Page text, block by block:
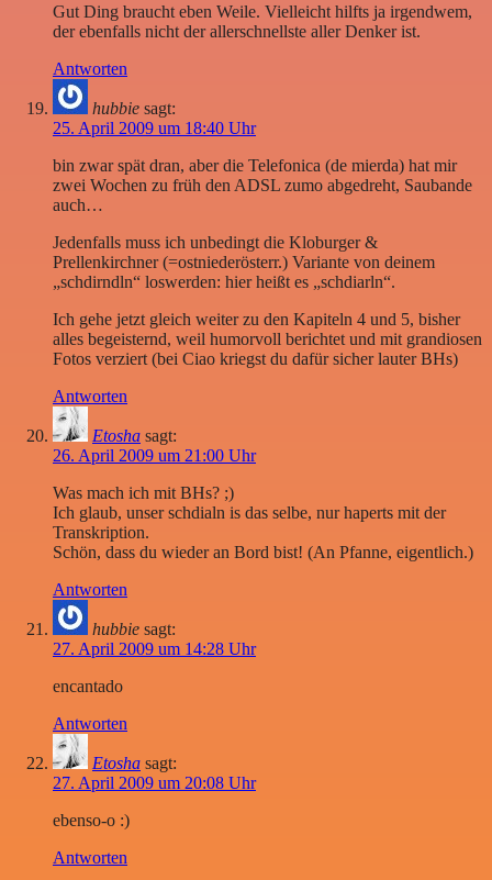
Gut Ding braucht eben Weile. Vielleicht hilfts ja irgendwem,
der ebenfalls nicht der allerschnellste aller Denker ist.
Antworten
hubbie sagt:
25. April 2009 um 18:40 Uhr
bin zwar spät dran, aber die Telefonica (de mierda) hat mir
zwei Wochen zu früh den ADSL zumo abgedreht, Saubande
auch…
Jedenfalls muss ich unbedingt die Kloburger &
Prellenkirchner (=ostniederösterr.) Variante von deinem
„schdirndln“ loswerden: hier heißt es „schdiarln“.
Ich gehe jetzt gleich weiter zu den Kapiteln 4 und 5, bisher
alles begeisternd, weil humorvoll berichtet und mit grandiosen
Fotos verziert (bei Ciao kriegst du dafür sicher lauter BHs)
Antworten
Etosha sagt:
26. April 2009 um 21:00 Uhr
Was mach ich mit BHs? ;)
Ich glaub, unser schdialn is das selbe, nur haperts mit der
Transkription.
Schön, dass du wieder an Bord bist! (An Pfanne, eigentlich.)
Antworten
hubbie sagt:
27. April 2009 um 14:28 Uhr
encantado
Antworten
Etosha sagt:
27. April 2009 um 20:08 Uhr
ebenso-o :)
Antworten